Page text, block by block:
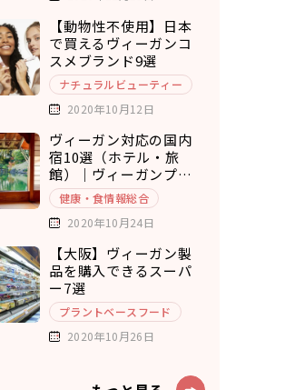
【動物性不使用】日本
で買えるヴィーガンコ
スメブランド9選
ナチュラルビューティー
2020年10月12日
ヴィーガン対応の国内
宿10選（ホテル・旅
館）｜ヴィーガンプラ
ンもあり◎
健康・食情報総合
2020年10月24日
【大阪】ヴィーガン製
品を購入できるスーパ
ー7選
プラントベースフード
2020年10月26日